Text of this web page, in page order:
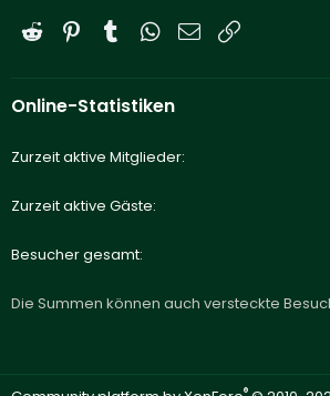
Reddit PinterestTumblrWhatsApp
E-Mail
Online-Statistiken
Zurzeit aktive Mitglieder
Zurzeit aktive Gäste
Besucher gesamt
Die Summen können auch versteckte
®